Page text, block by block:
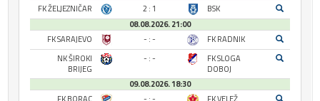
FK ŽELJEZNIČAR
2 : 1
BSK
08.08.2026. 21:00
FK SARAJEVO
- : -
FK RADNIK
NK ŠIROKI
BRIJEG
- : -
FK SLOGA
DOBOJ
09.08.2026. 18:30